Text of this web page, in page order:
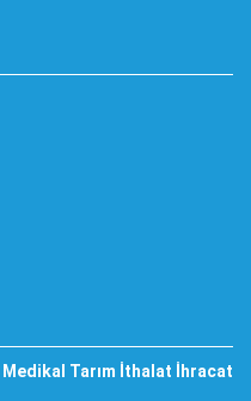
Tarım İthalat İhracat